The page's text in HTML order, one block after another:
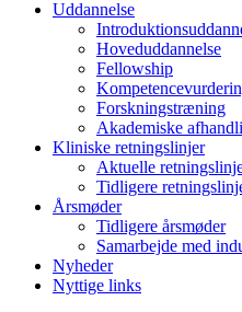
Uddannelse
Hoveduddannelse
Fellowship
Forskningstræning
Akademiske
Kliniske retningslinjer
Aktuelle
Tidligere
Årsmøder
Tidligere årsmøder
Samarbejde med
Nyheder
Nyttige links